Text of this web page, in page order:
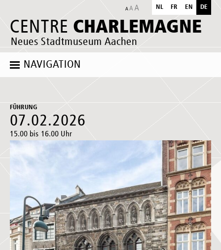
CENTRE CHARLEMAGNE
Neues Stadtmuseum Aachen
NL FR EN DE
NAVIGATION
FÜHRUNG
07.02.2026
15.00 bis 16.00 Uhr